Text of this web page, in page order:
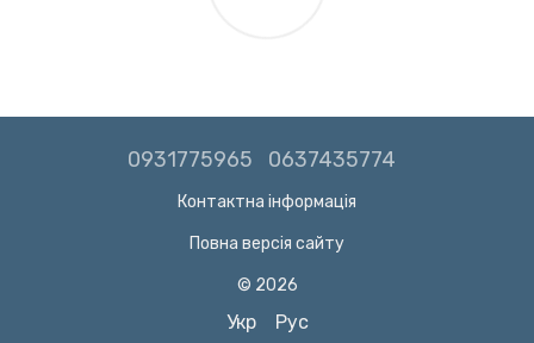
0931775965 0637435774
Контактна інформація
Повна версія сайту
© 2026
Укр Рус